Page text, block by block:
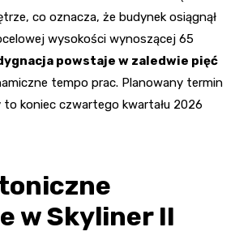
co oznacza, że budynek osiągnął
wysokości wynoszącej 65
powstaje w zaledwie pięć
tempo prac. Planowany termin
koniec czwartego kwartału 2026
w Skyliner II